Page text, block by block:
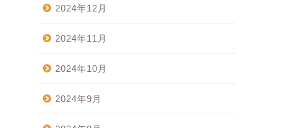
2024年12月
2024年11月
2024年10月
2024年9月